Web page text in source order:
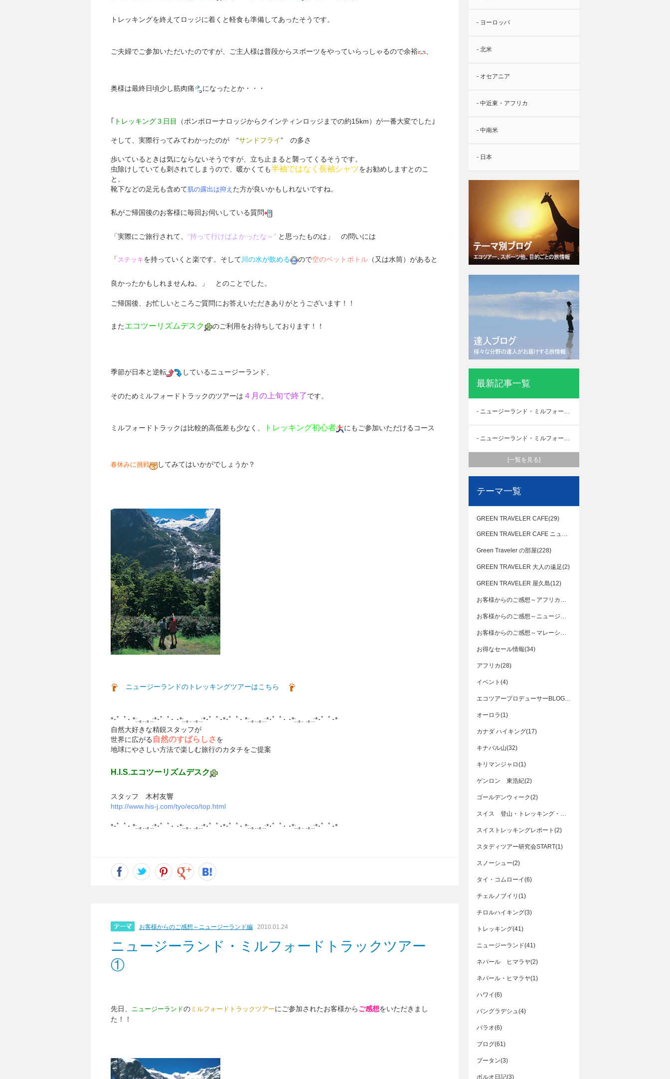
トレッキングを終えてロッジに着くと軽食も準備してあったそうです。
ご夫婦でご参加いただいたのですが、ご主人様は普段からスポーツをやっていらっしゃるので余裕
奥様は最終日頃少し筋肉痛 になったとか・・・
トレッキング３日目 （ポンポローナロッジからクインティンロッジまでの約15km）が一番大変でした｣
そして、実際行ってみてわかったのが “サンドフライ” の多さ
歩いているときは気にならないそうですが、立ち止まると襲ってくるそうです。
虫除けしていても刺されてしまうので、暖かくても半袖ではなく長袖シャツをお勧めしますとのこ
と。
靴下などの足元も含めて肌の露出は抑え た方が良いかもしれないですね。
私がご帰国後のお客様に毎回お伺いしている質問
「実際にご旅行されて、 “持って行けばよかったな～” と思ったものは」 の問いには
「 ステッキを持っていくと楽です。そして 川の水が飲める ので空のペットボトル （又は水筒）があると
良かったかもしれませんね。」 とのことでした。
ご帰国後、お忙しいところご質問にお答えいただきありがとうございます！！
またエコツーリズムデスク のご利用をお待ちしております！！
季節が日本と逆転 しているニュージーランド、
そのためミルフォードトラックのツアーは ４月の上旬で終了です。
ミルフォードトラックは比較的高低差も少なく、 トレッキング初心者 にもご参加いただけるコース
春休みに挑戦 してみてはいかがでしょうか？
ニュージーランドのトレッキングツアーはこちら
*･゜ﾟ･ *:.｡..｡.:*･゜ﾟ･ ･*:.｡. .｡.:*･゜ﾟ･*･゜ﾟ･ *:.｡..｡.:*･゜ﾟ･ ･*:.｡. .｡.:*･゜ﾟ･*
自然大好きな精鋭スタッフが
世界に広がる 自然のすばらしさを
地球にやさしい方法で楽しむ旅行のカタチをご提案
H.I.S.エコツーリズムデスク
スタッフ 木村友響
http://www.his-j.com/tyo/eco/top.html
*･゜ﾟ･ *:.｡..｡.:*･゜ﾟ･ ･*:.｡. .｡.:*･゜ﾟ･*･゜ﾟ･ *:.｡..｡.:*･゜ﾟ･ ･*:.｡. .｡.:*･゜ﾟ･*
お客様からのご感想～ニュージーランド編 2010.01.24
ニュージーランド・ミルフォードトラックツアー
①
先日、 ニュージーランドの ミルフォードトラックツアーにご参加されたお客様からご感想をいただきまし
た！！
- ヨーロッパ
- 北米
- オセアニア
- 中近東・アフリカ
- 中南米
- 日本
最新記事一覧
- ニュージーランド・ミルフォードトラックツアー②
- ニュージーランド・ミルフォードトラックツアー①
[一覧を見る]
テーマ一覧
GREEN TRAVELER CAFE(29)
GREEN TRAVELER CAFE ニュージーランド(12)
Green Traveler の部屋(228)
GREEN TRAVELER 大人の遠足(2)
GREEN TRAVELER 屋久島(12)
お客様からのご感想～アフリカ編(5)
お客様からのご感想～ニュージーランド編(2)
お客様からのご感想～マレーシア編(5)
お得なセール情報(34)
アフリカ(28)
イベント(4)
エコツアープロデューサーBLOG(3)
オーロラ(1)
カナダ ハイキング(17)
キナバル山(32)
キリマンジャロ(1)
ゲンロン 東浩紀(2)
ゴールデンウィーク(2)
スイス 登山・トレッキング・ハイキング(2)
スイストレッキングレポート(2)
スタディツアー研究会START(1)
スノーシュー(2)
タイ・コムローイ(6)
チェルノブイリ(1)
チロルハイキング(3)
トレッキング(41)
ニュージーランド(41)
ネパール ヒマラヤ(2)
ネパール・ヒマラヤ(1)
ハワイ(6)
バングラデシュ(4)
パラオ(6)
ブログ(61)
ブータン(3)
ボルオ日記(3)